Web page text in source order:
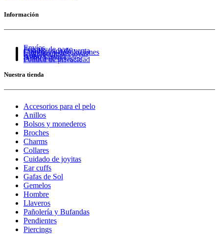
Información
Envíos
Formas de pago
Condiciones de venta
Cambios y devoluciones
Cuidado de tus joyas
Guía de tallas
Aviso Legal
Política de cookies
Política de privacidad
Nuestra tienda
Accesorios para el pelo
Anillos
Bolsos y monederos
Broches
Charms
Collares
Cuidado de joyitas
Ear cuffs
Gafas de Sol
Gemelos
Hombre
Llaveros
Pañolería y Bufandas
Pendientes
Piercings